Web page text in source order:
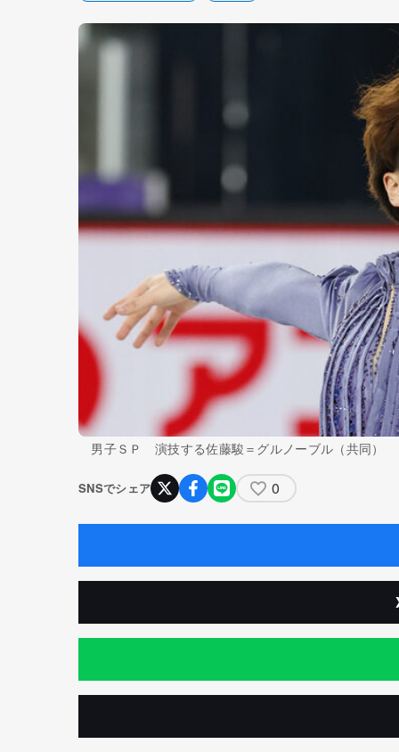
男子ＳＰ 演技する佐藤駿＝グルノーブル（共同）
SNSでシェア 0